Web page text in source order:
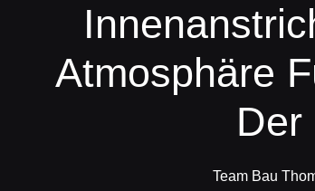
Atmosphäre
Der
Team Bau